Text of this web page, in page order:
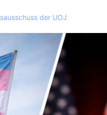
der UOJ